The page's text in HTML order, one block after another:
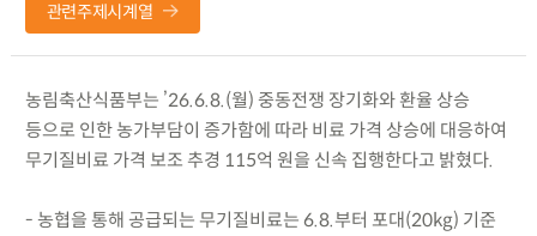
관련주제시계열
농림축산식품부는 ’26.6.8.(월) 중동전쟁 장기화와 환율 상승
등으로 인한 농가부담이 증가함에 따라 비료 가격 상승에 대응하여
무기질비료 가격 보조 추경 115억 원을 신속 집행한다고 밝혔다.
- 농협을 통해 공급되는 무기질비료는 6.8.부터 포대(20kg) 기준